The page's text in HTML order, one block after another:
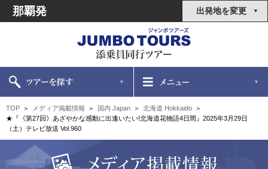
那覇発 出発地を変更
TOP メディア掲載情報 国内 Japan
北海道 Hokkaido
★『《第27回》あざやかな感動に出逢いたい!北海道花物語4日間』2025年3月29日
（土）テレビ放送 Vol.960